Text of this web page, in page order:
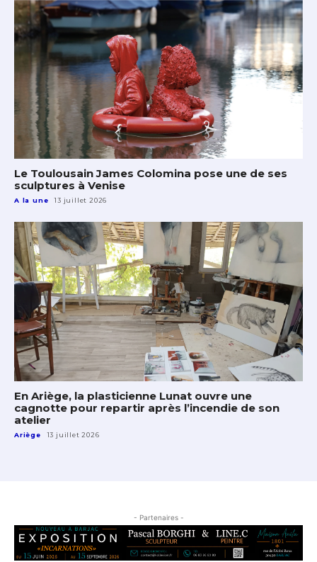
Le Toulousain James Colomina pose une de ses
sculptures à Venise
A la une 13 juillet 2026
En Ariège, la plasticienne Lunat ouvre une
cagnotte pour repartir après l’incendie de son
atelier
Ariège 13 juillet 2026
- Partenaires -